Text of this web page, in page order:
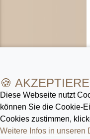
🍪
Diese Webseite nutzt
können Sie die Cookie-
Cookies zustimmen,
Weitere Infos in unseren